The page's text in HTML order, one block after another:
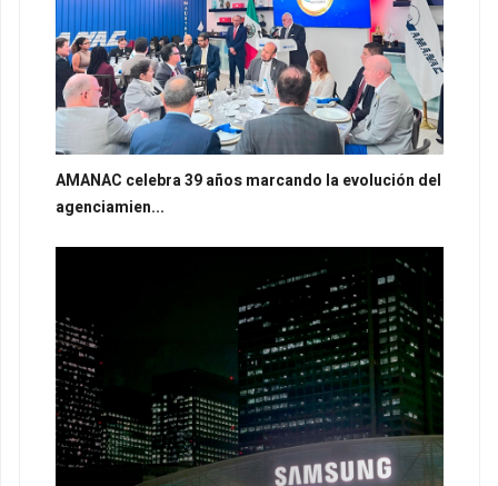
AMANAC celebra 39 años marcando la evolución del
agenciamien...